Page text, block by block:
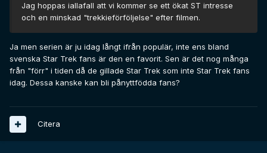
Jag hoppas iallafall att vi kommer se ett ökat ST intresse
och en minskad "trekkieförföljelse" efter filmen.
Ja men serien är ju idag långt ifrån populär, inte ens bland
svenska Star Trek fans är den en favorit. Sen är det nog många
från "förr" i tiden då de gillade Star Trek som inte Star Trek fans
idag. Dessa kanske kan bli pånyttfödda fans?
Citera